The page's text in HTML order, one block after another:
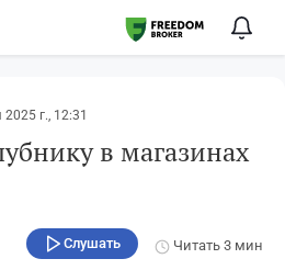
г., 12:31
в магазинах
Слушать Читать 3 мин